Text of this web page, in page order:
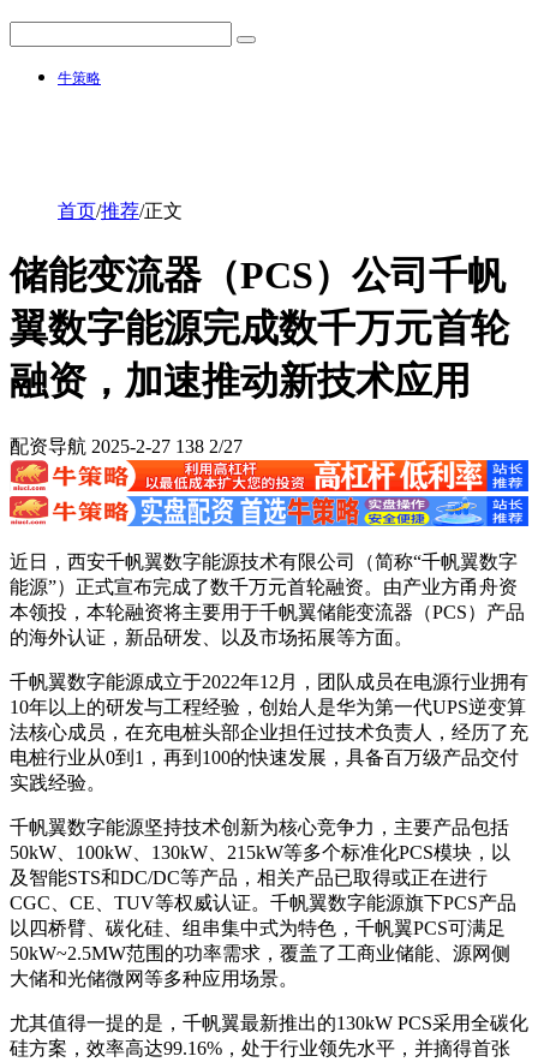
牛策略
首页/推荐/正文
储能变流器（PCS）公司千帆
翼数字能源完成数千万元首轮
融资，加速推动新技术应用
配资导航 2025-2-27 138 2/27
近日，西安千帆翼数字能源技术有限公司（简称“千帆翼数字
能源”）正式宣布完成了数千万元首轮融资。由产业方甬舟资
本领投，本轮融资将主要用于千帆翼储能变流器（PCS）产品
的海外认证，新品研发、以及市场拓展等方面。
千帆翼数字能源成立于2022年12月，团队成员在电源行业拥有
10年以上的研发与工程经验，创始人是华为第一代UPS逆变算
法核心成员，在充电桩头部企业担任过技术负责人，经历了充
电桩行业从0到1，再到100的快速发展，具备百万级产品交付
实践经验。
千帆翼数字能源坚持技术创新为核心竞争力，主要产品包括
50kW、100kW、130kW、215kW等多个标准化PCS模块，以
及智能STS和DC/DC等产品，相关产品已取得或正在进行
CGC、CE、TUV等权威认证。千帆翼数字能源旗下PCS产品
以四桥臂、碳化硅、组串集中式为特色，千帆翼PCS可满足
50kW~2.5MW范围的功率需求，覆盖了工商业储能、源网侧
大储和光储微网等多种应用场景。
尤其值得一提的是，千帆翼最新推出的130kW PCS采用全碳化
硅方案，效率高达99.16%，处于行业领先水平，并摘得首张